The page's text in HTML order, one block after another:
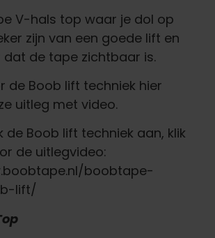
V-hals top waar je dol op
zijn van een goede lift en
de tape zichtbaar is.
de Boob lift techniek hier
uitleg met video.
de Boob lift techniek aan, klik
de uitlegvideo:
boobtape-
lift/